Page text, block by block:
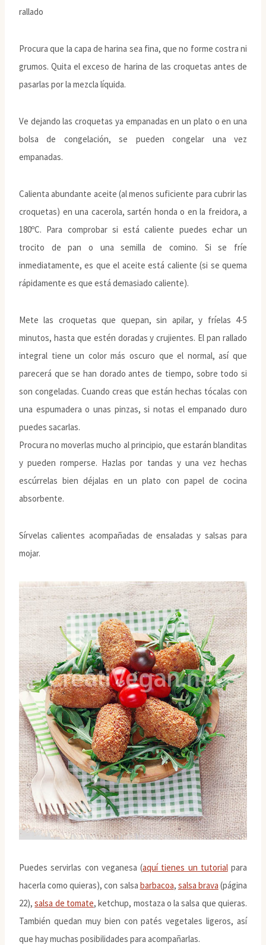
rallado
Procura que la capa de harina sea fina, que no forme costra ni
grumos. Quita el exceso de harina de las croquetas antes de
pasarlas por la mezcla líquida.
Ve dejando las croquetas ya empanadas en un plato o en una
bolsa de congelación, se pueden congelar una vez
empanadas.
Calienta abundante aceite (al menos suficiente para cubrir las
croquetas) en una cacerola, sartén honda o en la freidora, a
180ºC. Para comprobar si está caliente puedes echar un
trocito de pan o una semilla de comino. Si se fríe
inmediatamente, es que el aceite está caliente (si se quema
rápidamente es que está demasiado caliente).
Mete las croquetas que quepan, sin apilar, y fríelas 4-5
minutos, hasta que estén doradas y crujientes. El pan rallado
integral tiene un color más oscuro que el normal, así que
parecerá que se han dorado antes de tiempo, sobre todo si
son congeladas. Cuando creas que están hechas tócalas con
una espumadera o unas pinzas, si notas el empanado duro
puedes sacarlas.
Procura no moverlas mucho al principio, que estarán blanditas
y pueden romperse. Hazlas por tandas y una vez hechas
escúrrelas bien déjalas en un plato con papel de cocina
absorbente.
Sírvelas calientes acompañadas de ensaladas y salsas para
mojar.
Puedes servirlas con veganesa (aquí tienes un tutorialpara
hacerla como quieras), con salsa barbacoa, salsa brava (página
22),salsa de tomate, ketchup, mostaza o la salsa que quieras.
También quedan muy bien con patés vegetales ligeros, así
que hay muchas posibilidades para acompañarlas.